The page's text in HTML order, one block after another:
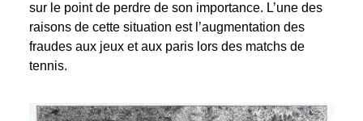
sur le point de perdre de son importance. L’une des
raisons de cette situation est l’augmentation des
fraudes aux jeux et aux paris lors des matchs de
tennis.